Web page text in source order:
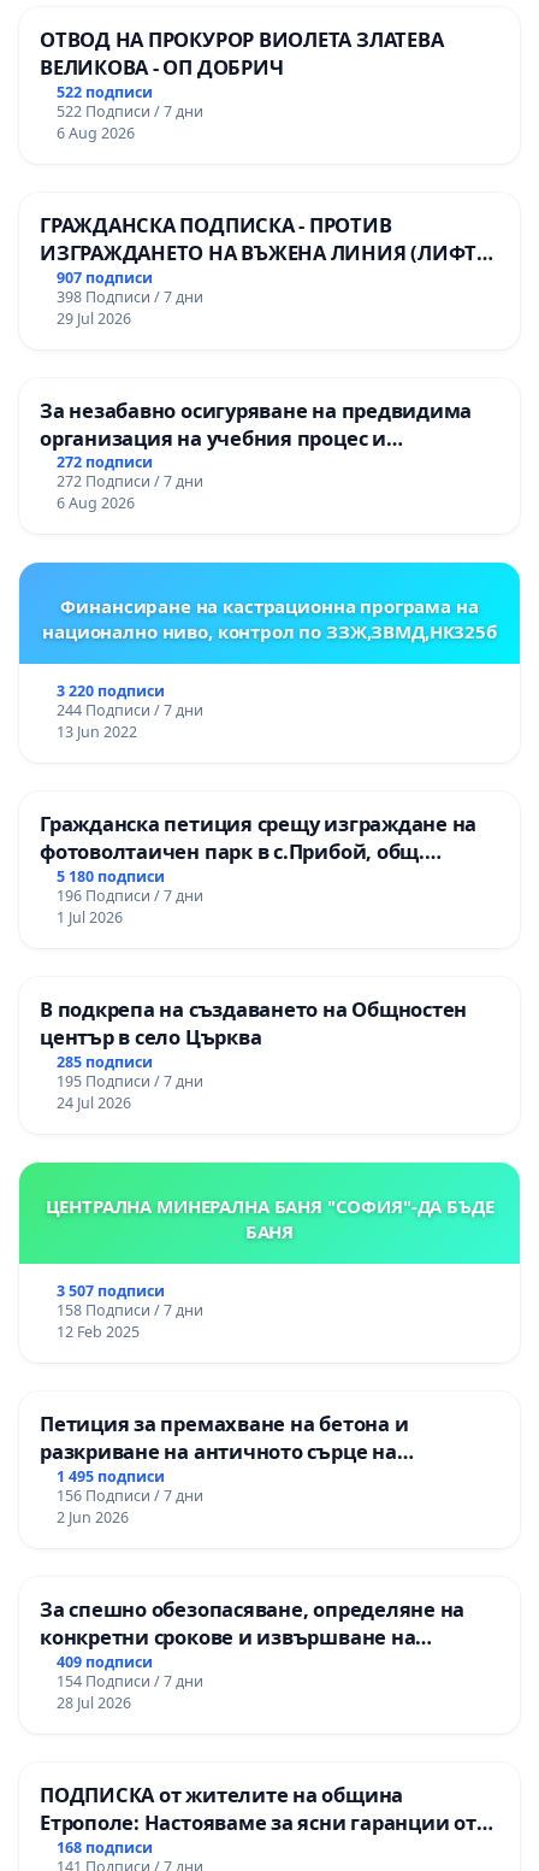
ОТВОД НА ПРОКУРОР ВИОЛЕТА ЗЛАТЕВА
ВЕЛИКОВА - ОП ДОБРИЧ
522 подписи
522 Подписи / 7 дни
6 Aug 2026
ГРАЖДАНСКА ПОДПИСКА - ПРОТИВ
ИЗГРАЖДАНЕТО НА ВЪЖЕНА ЛИНИЯ (ЛИФТ)
НА ТЕРИТОРИЯТА НА ПРИРОДНА
ЗАБЕЛЕЖИТЕЛНОСТ „ХЪЛМ НА
ОСВОБОДИТЕЛИТЕ“ (БУНАРДЖИК)
907 подписи
398 Подписи / 7 дни
29 Jul 2026
За незабавно осигуряване на предвидима
организация на учебния процес и
гарантиране на правото на равнопоставено
и качествено образование на учениците от
ОУ „Княз Александър I“ и Хуманитарна
272 подписи
272 Подписи / 7 дни
6 Aug 2026
Финансиране на кастрационна програма на
национално ниво, контрол по ЗЗЖ,ЗВМД,НК325б
3 220 подписи
244 Подписи / 7 дни
13 Jun 2022
Гражданска петиция срещу изграждане на
фотоволтаичен парк в с.Прибой, общ.
Радомир
5 180 подписи
196 Подписи / 7 дни
1 Jul 2026
В подкрепа на създаването на Общностен
център в село Църква
285 подписи
195 Подписи / 7 дни
24 Jul 2026
ЦЕНТРАЛНА МИНЕРАЛНА БАНЯ "СОФИЯ"-ДА БЪДЕ
БАНЯ
3 507 подписи
158 Подписи / 7 дни
12 Feb 2025
Петиция за премахване на бетона и
разкриване на античното сърце на
Могиланската могила във Враца
1 495 подписи
156 Подписи / 7 дни
2 Jun 2026
За спешно обезопасяване, определяне на
конкретни срокове и извършване на
цялостна рехабилитация на
републиканския път между пътен възел АМ
„Тракия“ - гр. Ихтиман - с. Мирово - к.к.
409 подписи
154 Подписи / 7 дни
28 Jul 2026
ПОДПИСКА от жителите на община
Етрополе: Настояваме за ясни гаранции от
“Елаците-МЕД” АД и от държавата, че ще се
168 подписи
141 Подписи / 7 дни